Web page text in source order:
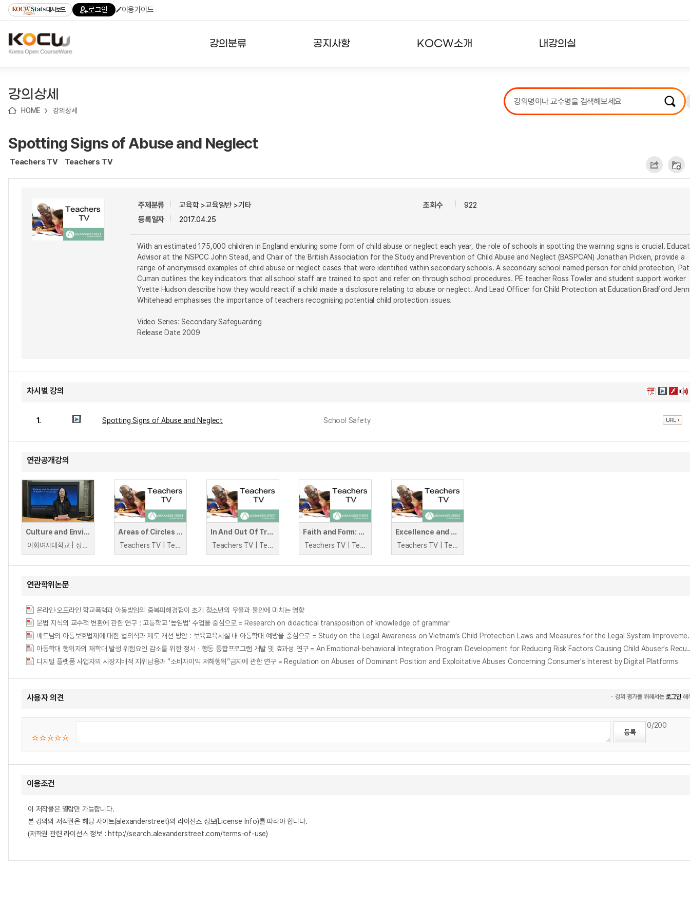
기
기
기
content)
가
대시보드 로그인 이용가이드
강의분류
테마강의
공지사항 KOCW소개 내강의실
강의리스트
수강확인증강의
강의상세
HOME 강의상세
Spotting Signs of Abuse and Neglect
Teachers TV Teachers TV
주제분류
교육학 >교육일반 >기타
등록일자
2017.04.25
조회수 922
With an estimated 175,000 children in England enduring some form of child abuse or neglect each year, the role of schools in spotting the warning signs is crucial.
Advisor at the NSPCC John Stead, and Chair of the British Association for the Study and Prevention of Child Abuse and Neglect (BASPCAN) Jonathan Picken, provide a
range of anonymised examples of child abuse or neglect cases that were identified within secondary schools. A secondary school named person for child protection, Pat
Curran outlines the key indicators that all school staff are trained to spot and refer on through school procedures. PE teacher Ross Towler and student support worker
Yvette Hudson describe how they would react if a child made a disclosure relating to abuse or neglect. And Lead Officer for Child Protection at Education Bradford
Whitehead emphasises the importance of teachers recognising potential child protection issues.
Video Series: Secondary Safeguarding
Release Date 2009
차시별 강의
1. Spotting Signs of Abuse and Neglect School Safety
연관공개강의
Culture and Environment of Korea : A geography
이화여자대학교 | 성효현,
Areas of Circles and Composite Shapes
Teachers TV | Teachers TV
In And Out Of Trouble
Teachers TV | Teachers TV
Faith and Form: Exploring the Physical Aspects of Religion
Teachers TV | Teachers TV
Excellence and Equity: University of Manchester
Teachers TV | Teachers TV
연관학위논문
온라인·오프라인 학교폭력과 아동방임의 중복피해경험이 초기 청소년의 우울과 불안에 미치는 영향
문법 지식의 교수적 변환에 관한 연구 : 고등학교 '높임법' 수업을 중심으로 = Research on didactical transposition of knowledge of grammar
베트남의 아동보호법제에 대한 법의식과 제도 개선 방안 : 보육교육시설
아동학대 행위자의 재학대 발생 위험요인 감소를 위한 정서ㆍ행동 통합프로
디지털 플랫폼 사업자의 시장지배적 지위남용과 “소비자이익 저해행위”금지에 관한 연구 = Regulation on Abuses of Dominant Position and Exploitative Abuses Concerning Consumer's Interest by Digital Platforms
사용자 의견
0/200
이용조건
이 저작물은 열람만 가능합니다.
본 강의의 저작권은 해당 사이트(alexanderstreet)의 라이선스 정보(License Info)를 따라야 합니다.
(저작권 관련 라이선스 정보 : http://search.alexanderstreet.com/terms-of-use)